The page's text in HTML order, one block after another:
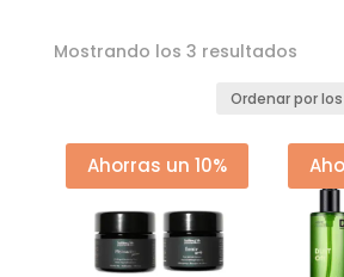
Mostrando los 3 resultados
los
Ahorras un 10%